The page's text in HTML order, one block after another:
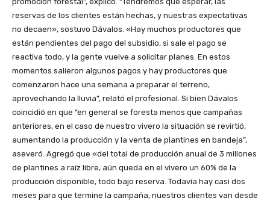
reservas de los clientes están hechas, y nuestras expectativas
no decaen», sostuvo Dávalos. «Hay muchos productores que
están pendientes del pago del subsidio, si sale el pago se
reactiva todo, y la gente vuelve a solicitar planes. En estos
momentos salieron algunos pagos y hay productores que
comenzaron hace una semana a preparar el terreno,
aprovechando la lluvia”, relató el profesional. Si bien Dávalos
coincidió en que “en general se foresta menos que campañas
anteriores, en el caso de nuestro vivero la situación se revirtió,
aumentando la producción y la venta de plantines en bandeja”,
aseveró. Agregó que «del total de producción anual de 3 millones
de plantines a raíz libre, aún queda en el vivero un 60% de la
producción disponible, todo bajo reserva. Todavía hay casi dos
meses para que termine la campaña, nuestros clientes van desde